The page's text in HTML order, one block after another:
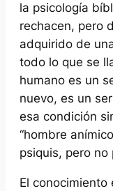
la psicología
rechacen, pero
adquirido de
todo lo que se
humano es un
nuevo, es un
esa condición
“hombre
psiquis, pero no
El